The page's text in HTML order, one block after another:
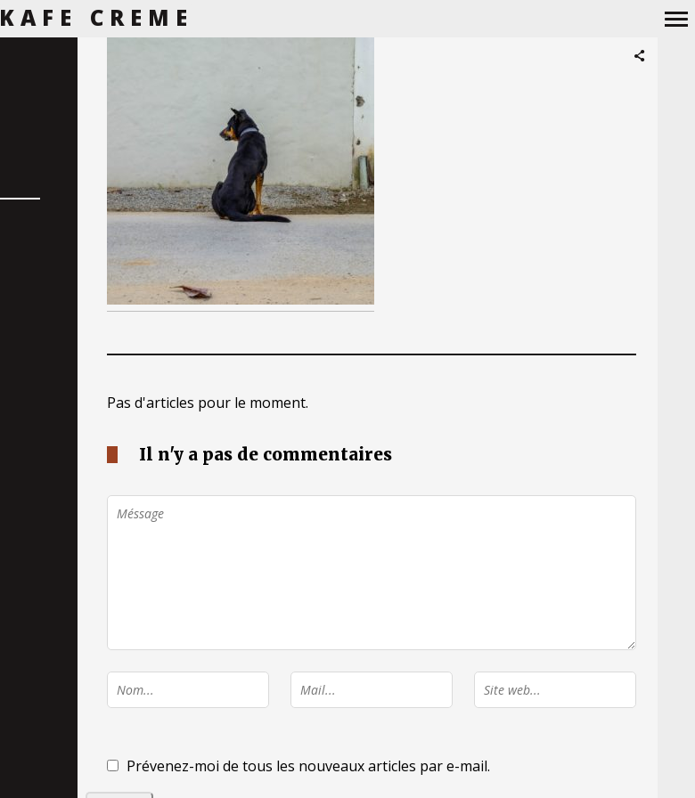
KAFE CREME
Pas d'articles pour le moment.
Il n'y a pas de commentaires
Prévenez-moi de tous les nouveaux articles par e-mail.